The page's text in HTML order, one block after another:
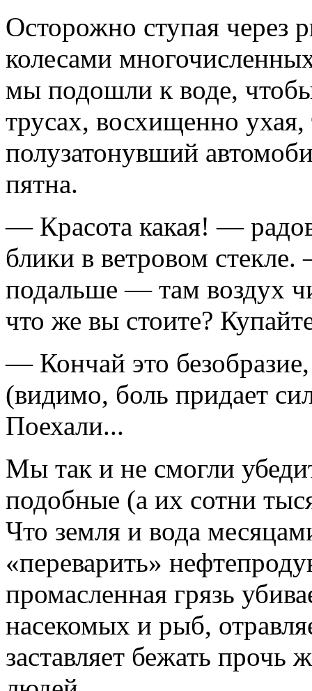
Осторожно ступая через
колесами
мы подошли к воде,
трусах, восхищенно
полузатонувший
пятна.
— Красота какая! —
блики в ветровом
подальше — там воздух
что же вы стоите?
— Кончай это
(видимо, боль придает
Поехали...
Мы так и не смогли
подобные (а их сотни
Что земля и вода
«переварить»
промасленная грязь
насекомых и рыб,
заставляет бежать